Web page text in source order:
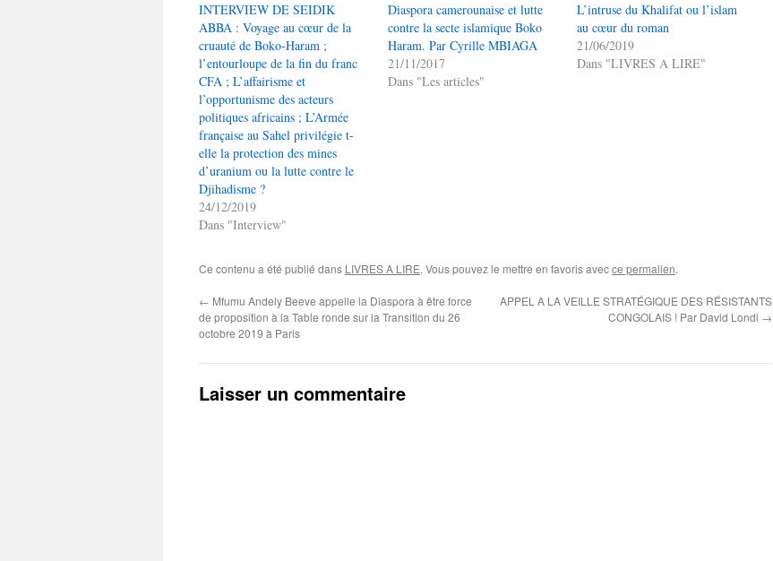
INTERVIEW DE SEIDIK
ABBA : Voyage au cœur de la
cruauté de Boko-Haram ;
l’entourloupe de la fin du franc
CFA ; L’affairisme et
l’opportunisme des acteurs
politiques africains ; L’Armée
française au Sahel privilégie t-
elle la protection des mines
d’uranium ou la lutte contre le
Djihadisme ?
24/12/2019
Dans "Interview"
Diaspora camerounaise et lutte
contre la secte islamique Boko
Haram. Par Cyrille MBIAGA
21/11/2017
Dans "Les articles"
L’intruse du Khalifat ou l’islam
au cœur du roman
21/06/2019
Dans "LIVRES A LIRE"
Ce contenu a été publié dans LIVRES A LIRE. Vous pouvez le mettre en favoris avecce permalien.
← Mfumu Andely Beeve appelle la Diaspora à être force
de proposition à la Table ronde sur la Transition du 26
octobre 2019 à Paris
APPEL A LA VEILLE STRATÉGIQUE DES RÉSISTANTS
CONGOLAIS ! Par David Londi →
Laisser un commentaire